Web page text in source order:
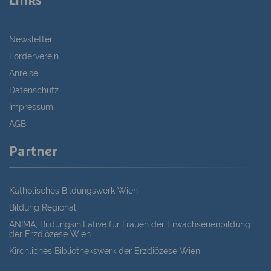
Newsletter
Förderverein
Anreise
Datenschutz
Impressum
AGB
Partner
Katholisches Bildungswerk Wien
Bildung Regional
ANIMA, Bildungsinitiative für Frauen der Erwachsenenbildung
der Erzdiözese Wien
Kirchliches Bibliothekswerk der Erzdiözese Wien